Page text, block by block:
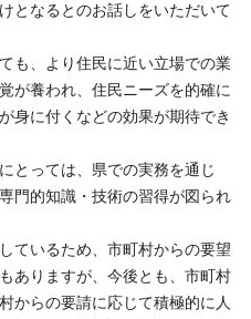
となるとのお話しをいただいて
も、より住民に近い立場での業
が養われ、住民ニーズを的確に
身に付くなどの効果が期待でき
とっては、県での実務を通じ
門的知識・技術の習得が図られ
ているため、市町村からの要望
ありますが、今後とも、市町村
からの要請に応じて積極的に人